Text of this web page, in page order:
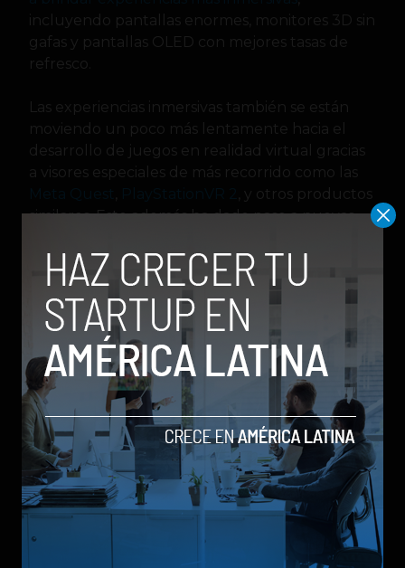
incluyendo pantallas enormes, monitores 3D sin
gafas y pantallas OLED con mejores tasas de
refresco.
Las experiencias inmersivas también se están
moviendo un poco más lentamente hacia el
desarrollo de juegos en realidad virtual gracias
a visores especiales de más recorrido como las
, y otros productos
similares. Esto además ha dado paso a nuevas
enfocando en fabricar accesorios ergonómicos
para satisfacer la demanda de los gamers.
No es para menos que las empresas se estén
esforzando aún más para atraer al público
gamer. El mercado mundial de los videojuegos
está valorado en $245.900 millones de dólares
(según datos de 2022) y se prevé que su valor
aumente hasta los $682.000 millones de
dólares en los próximos años, con una tasa de
crecimiento anual compuesto del 13,6% entre
2023 y 2030.
El notable crecimiento de la industria gaming
sin duda está haciendo que las empresas